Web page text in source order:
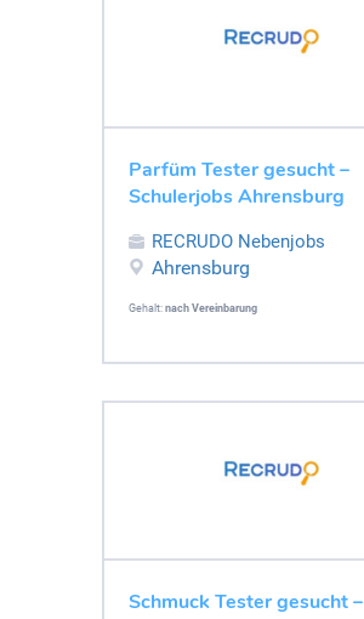
Parfüm Tester gesucht –
Schulerjobs Ahrensburg
RECRUDO Nebenjobs
Ahrensburg
Gehalt: nach Vereinbarung
Schmuck Tester gesucht –